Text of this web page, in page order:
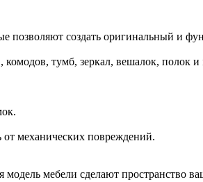
позволяют создать оригинальный и
тумб, зеркал, вешалок, полок
механических повреждений.
модель мебели сделают пространство